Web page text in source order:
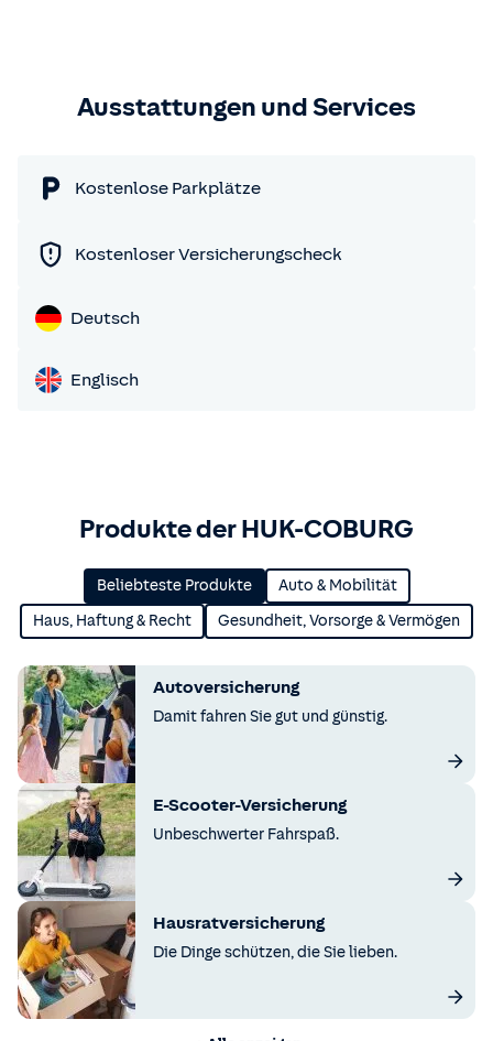
Ausstattungen und Services
Kostenlose Parkplätze
Kostenloser Versicherungscheck
Deutsch
Englisch
Produkte der HUK-COBURG
Beliebteste Produkte Auto & Mobilität
Haus, Haftung & Recht Gesundheit, Vorsorge & Vermögen
Autoversicherung
Damit fahren Sie gut und günstig.
E-Scooter-Versicherung
Unbeschwerter Fahrspaß.
Hausratversicherung
Die Dinge schützen, die Sie lieben.